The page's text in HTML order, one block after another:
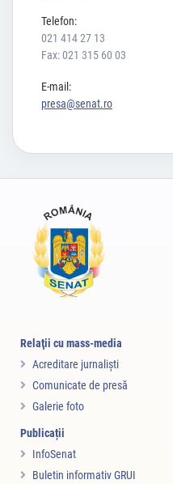
Telefon:
021 414 27 13
Fax: 021 315 60 03
E-mail:
presa@senat.ro
Relaţii cu mass-media
Acreditare jurnalişti
Comunicate de presă
Galerie foto
Publicații
InfoSenat
Buletin informativ GRUI